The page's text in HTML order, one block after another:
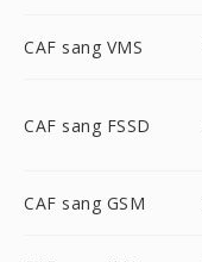
CAF sang VMS
CAF sang FSSD
CAF sang GSM